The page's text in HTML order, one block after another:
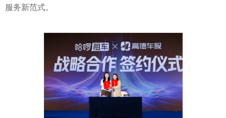
服务新范式。